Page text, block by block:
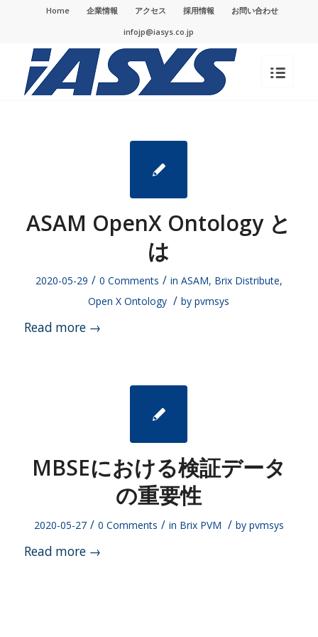
Home 企業情報 アクセス 採用情報
お問い合わせ
infojp@iasys.co.jp
ASAM OpenX Ontology と
は
2020-05-29 / 0 Comments / in ASAM, Brix Distribute,
Open X Ontology / bypvmsys
Read more→
MBSEにおける検証データ
の重要性
2020-05-27 / 0 Comments / in Brix PVM / by pvmsys
Read more→